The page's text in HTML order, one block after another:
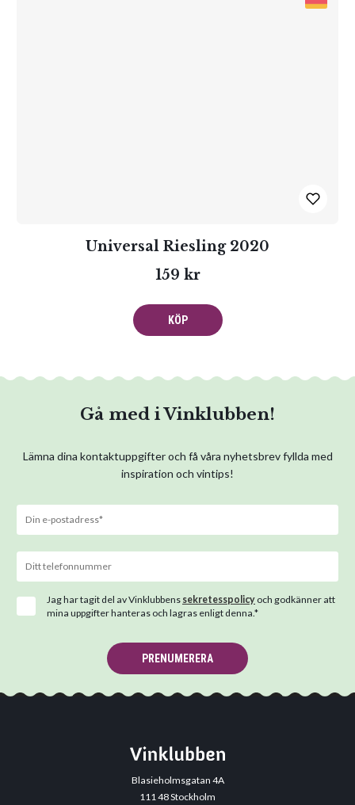
Universal Riesling 2020
159 kr
KÖP
Gå med i Vinklubben!
Lämna dina kontaktuppgifter och få våra nyhetsbrev fyllda med
inspiration och vintips!
Jag har tagit del av Vinklubbens sekretesspolicy och godkänner att
mina uppgifter hanteras och lagras enligt denna.*
PRENUMERERA
Blasieholmsgatan 4A
111 48 Stockholm